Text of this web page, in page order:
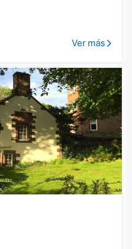
Ver más